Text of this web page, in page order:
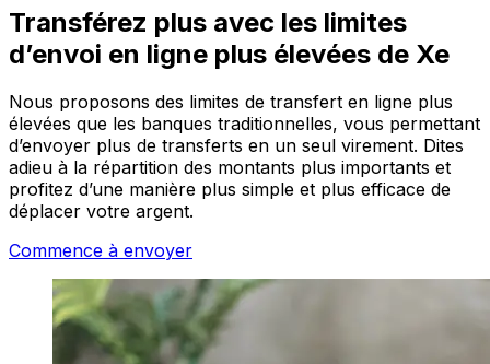
Transférez plus avec les limites
d’envoi en ligne plus élevées de Xe
Nous proposons des limites de transfert en ligne plus
élevées que les banques traditionnelles, vous permettant
d’envoyer plus de transferts en un seul virement. Dites
adieu à la répartition des montants plus importants et
profitez d’une manière plus simple et plus efficace de
déplacer votre argent.
Commence à envoyer